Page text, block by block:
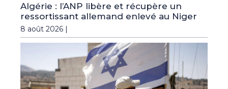
Algérie : l’ANP libère et récupère un
ressortissant allemand enlevé au Niger
8 août 2026 |